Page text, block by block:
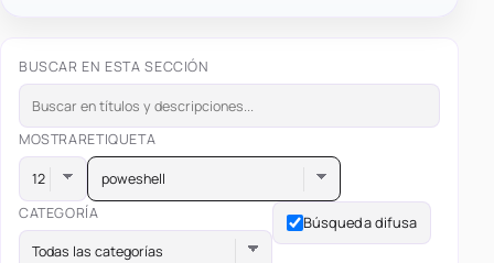
BUSCAR EN ESTA SECCIÓN
MOSTRARETIQUETA
poweshell
CATEGORÍA
Todas las categorías
Búsqueda difusa